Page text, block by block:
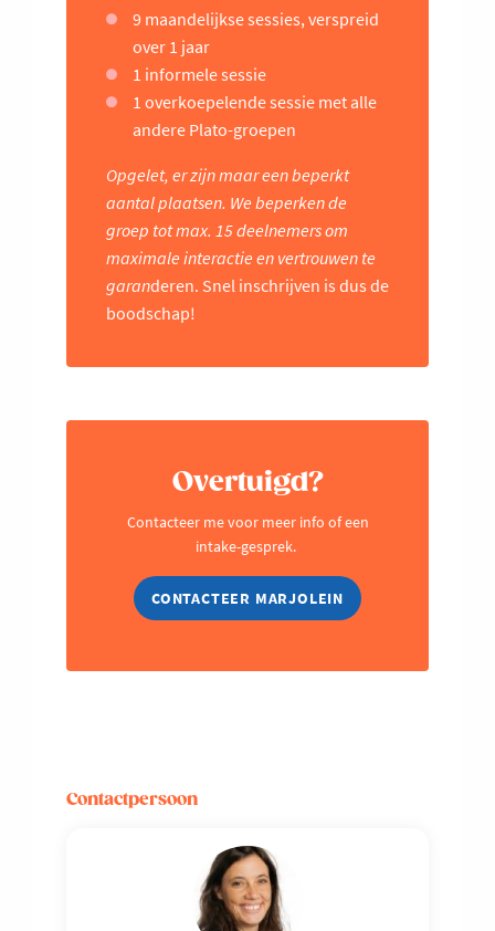
9 maandelijkse sessies, verspreid
over 1 jaar
1 informele sessie
1 overkoepelende sessie met alle
andere Plato-groepen
Opgelet, er zijn maar een beperkt
aantal plaatsen. We beperken de
groep tot max. 15 deelnemers om
maximale interactie en vertrouwen te
garanderen. Snel inschrijven is dus de
boodschap!
Overtuigd?
Contacteer me voor meer info of een
intake-gesprek.
CONTACTEER MARJOLEIN
Contactpersoon